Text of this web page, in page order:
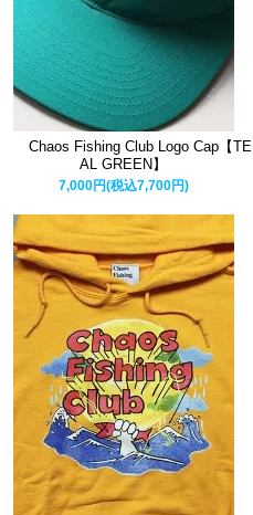
Chaos Fishing Club Logo Cap【TE
AL GREEN】
7,000円(税込7,700円)